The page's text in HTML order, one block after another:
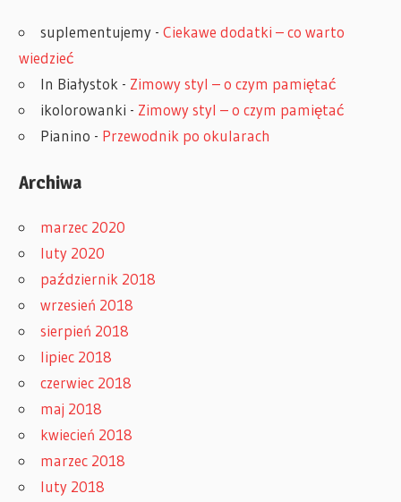
suplementujemy -Ciekawe dodatki – co warto
wiedzieć
In Białystok - Zimowy styl – o czym pamiętać
ikolorowanki - Zimowy styl – o czym pamiętać
Pianino - Przewodnik po okularach
Archiwa
marzec 2020
luty 2020
październik 2018
wrzesień 2018
sierpień 2018
lipiec 2018
czerwiec 2018
maj 2018
kwiecień 2018
marzec 2018
luty 2018